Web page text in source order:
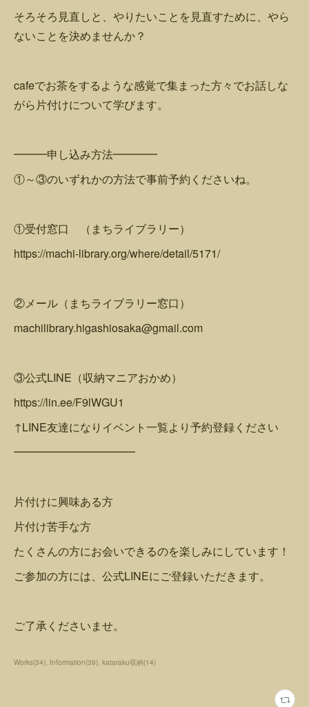
そろそろ見直しと、やりたいことを見直すために、やら
ないことを決めませんか？
cafeでお茶をするような感覚で集まった方々でお話しな
がら片付けについて学びます。
━━━申し込み方法━━━━
①～③のいずれかの方法で事前予約くださいね。
①受付窓口 （まちライブラリー）
https://machi-library.org/where/detail/5171/
②メール（まちライブラリー窓口）
machilibrary.higashiosaka@gmail.com
③公式LINE（収納マニアおかめ）
https://lin.ee/F9lWGU1
↑LINE友達になりイベント一覧より予約登録ください
━━━━━━━━━━━
片付けに興味ある方
片付け苦手な方
たくさんの方にお会いできるのを楽しみにしています！
ご参加の方には、公式LINEにご登録いただきます。
ご了承くださいませ。
Works(34) Information(39) kataraku収納(14)